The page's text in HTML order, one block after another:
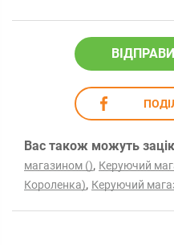
Вас також можуть
магазином (), Керуючий
Короленка), Керуючий